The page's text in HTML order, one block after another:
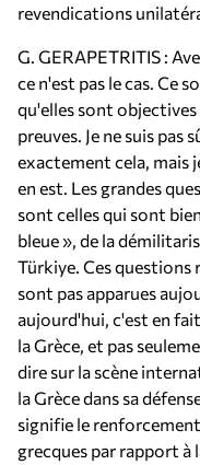
revendications
G. GERAPETRITIS :
ce n'est pas le cas. Ce
qu'elles sont
preuves. Je ne suis pas
exactement cela, mais
en est. Les grandes
sont celles qui sont
bleue », de la
Türkiye. Ces questions
sont pas apparues
aujourd'hui, c'est en
la Grèce, et pas
dire sur la scène
la Grèce dans sa
signifie le
grecques par rapport